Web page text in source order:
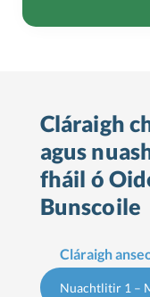
Cláraigh
agus
fháil ó
Bunscoile
Cláraigh
Nuachtlitir 1 –